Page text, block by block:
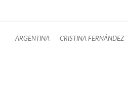
ARGENTINA CRISTINA FERNÁNDEZ